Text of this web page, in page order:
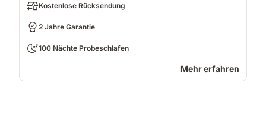
Kostenlose Rücksendung
2 Jahre Garantie
100 Nächte Probeschlafen
Mehr erfahren